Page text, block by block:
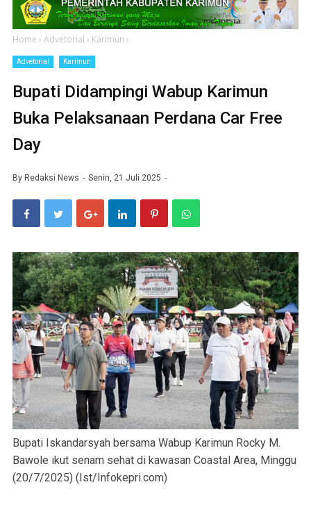
Home › Advetorial › Karimun ›
Advetorial Karimun
Bupati Didampingi Wabup Karimun
Buka Pelaksanaan Perdana Car Free
Day
By Redaksi News Senin, 21 Juli 2025
Bupati Iskandarsyah bersama Wabup Karimun Rocky M.
Bawole ikut senam sehat di kawasan Coastal Area, Minggu
(20/7/2025) (Ist/Infokepri.com)